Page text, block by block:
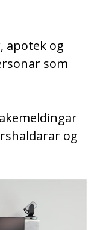
apotek og
som
og